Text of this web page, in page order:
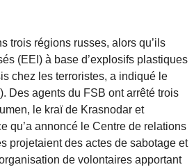
trois régions russes, alors qu’ils
(EEI) à base d’explosifs plastiques
chez les terroristes, a indiqué le
Des agents du FSB ont arrêté trois
le kraï de Krasnodar et
qu’a annoncé le Centre de relations
projetaient des actes de sabotage et
de volontaires apportant